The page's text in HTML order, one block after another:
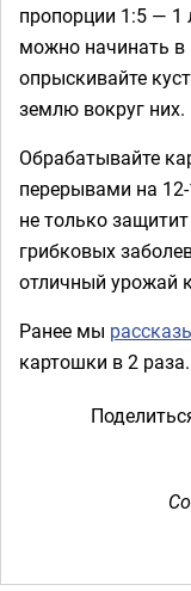
пропорции 1:5 — 1
можно начинать
опрыскивайте
землю вокруг них.
Обрабатывайте
перерывами на
не только
грибковых
отличный урожай
Ранее мы
картошки в 2 раза.